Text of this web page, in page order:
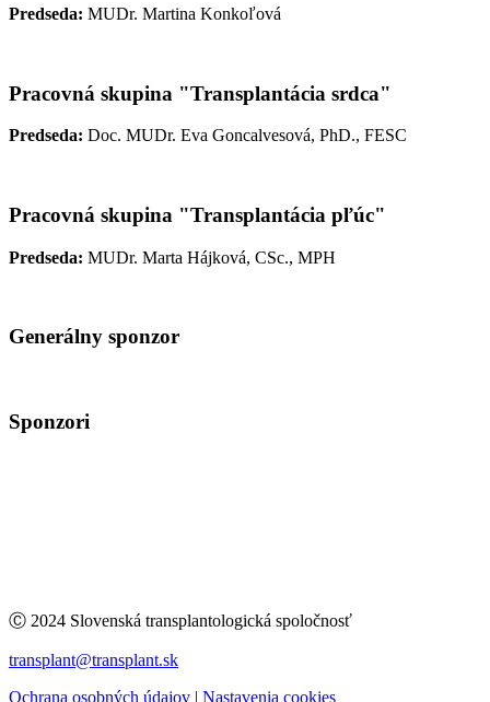
Predseda: MUDr. Martina Konkoľová
Pracovná skupina "Transplantácia srdca"
Predseda: Doc. MUDr. Eva Goncalvesová, PhD., FESC
Pracovná skupina "Transplantácia pľúc"
Predseda: MUDr. Marta Hájková, CSc., MPH
Generálny sponzor
Sponzori
Ⓒ 2024 Slovenská transplantologická spoločnosť
transplant@transplant.sk
Ochrana osobných údajov | Nastavenia cookies